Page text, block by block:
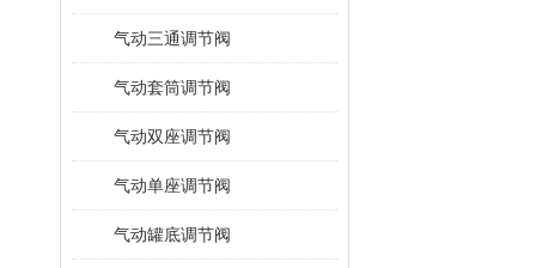
气动三通调节阀
气动套筒调节阀
气动双座调节阀
气动单座调节阀
气动罐底调节阀